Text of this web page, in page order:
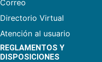
Correo
Directorio Virtual
Atención al usuario
REGLAMENTOS Y
DISPOSICIONES